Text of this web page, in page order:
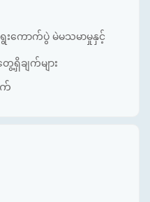
းကောက်ပွဲ မဲမသမာမှုနှင့်
ေ့ရှိချက်များ
က်